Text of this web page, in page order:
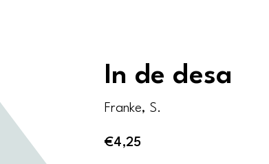
In de desa
Franke, S.
€4,25